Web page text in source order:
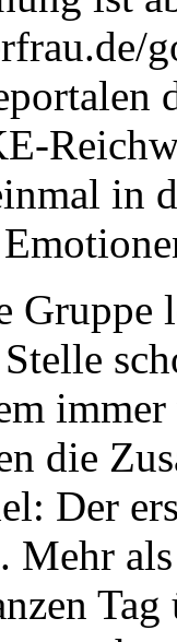
in
Gruppe
immer
die
Der
Mehr